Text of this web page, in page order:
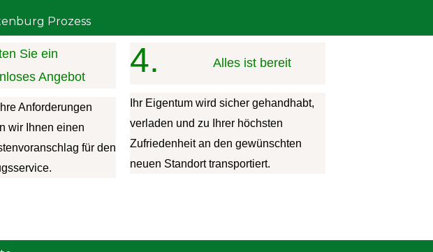
Prozess
Sie ein
Angebot
Anforderungen
wir Ihnen einen
für den
4. Alles ist bereit
Ihr Eigentum wird sicher gehandhabt,
verladen und zu Ihrer höchsten
Zufriedenheit an den gewünschten
neuen Standort transportiert.